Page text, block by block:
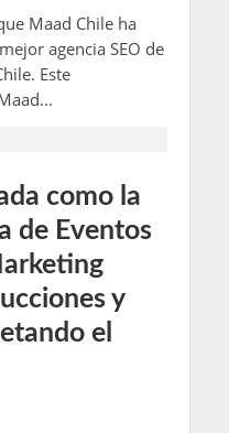
Maad Chile ha
agencia SEO de
Este
como la
de Eventos
y
el